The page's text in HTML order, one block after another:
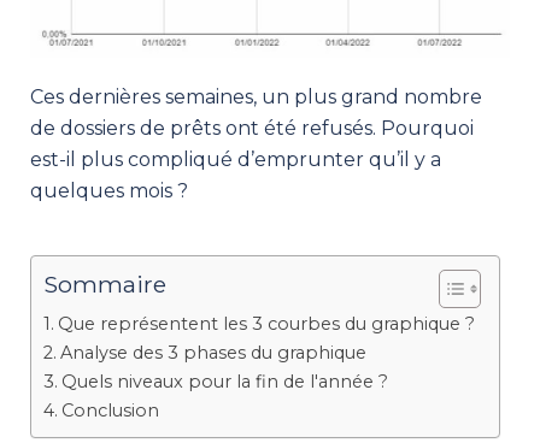
Ces dernières semaines, un plus grand nombre
de dossiers de prêts ont été refusés. Pourquoi
est-il plus compliqué d’emprunter qu’il y a
quelques mois ?
Sommaire
Que représentent les 3 courbes du graphique ?
Analyse des 3 phases du graphique
Quels niveaux pour la fin de l'année ?
Conclusion